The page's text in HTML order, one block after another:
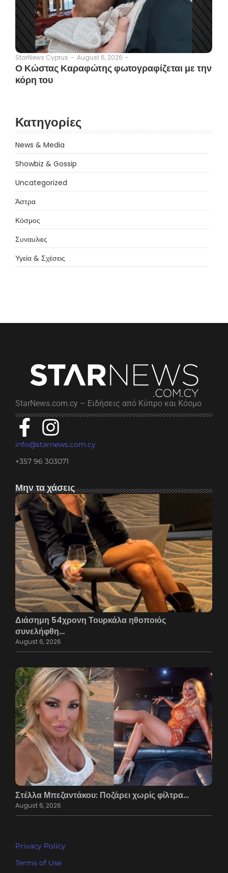
StarNews Cyprus - August 6, 2026 -
Ο Κώστας Καραφώτης φωτογραφίζεται με την
κόρη του
Κατηγορίες
News & Media
Showbiz & Gossip
Uncategorized
Άστρα
Κόσμος
Συναυλιες
Υγεία & Σχέσεις
StarNews.com.cy – Ειδήσεις από Κύπρο και Κόσμο
info@starnews.com.cy
+357 96 303071
Μην τα χάσεις
Διάσημη 54χρονη Τουρκάλα ηθοποιός
συνελήφθη…
August 6, 2026
Στέλλα Μπεζαντάκου: Ποζάρει χωρίς φίλτρα…
August 6, 2026
Privacy Policy
Terms of Use